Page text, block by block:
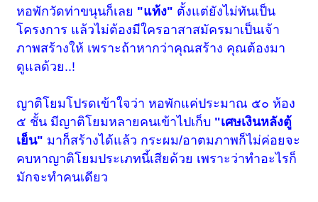
หอพักวัดท่าขนุนก็เลย "แท้ง" ตั้งแต่ยังไม่ทันเป็น
โครงการ แล้วไม่ต้องมีใครอาสาสมัครมาเป็นเจ้า
ภาพสร้างให้ เพราะถ้าหากว่าคุณสร้าง คุณต้องมา
ดูแลด้วย..!
ญาติโยมโปรดเข้าใจว่า หอพักแค่ประมาณ ๕๐ ห้อง
๕ ชั้น มีญาติโยมหลายคนเข้าไปเก็บ "เศษเงินหลังตู้
เย็น" มาก็สร้างได้แล้ว กระผม/อาตมภาพก็ไม่ค่อยจะ
คบหาญาติโยมประเภทนี้เสียด้วย เพราะว่าทำอะไรก็
มักจะทำคนเดียว